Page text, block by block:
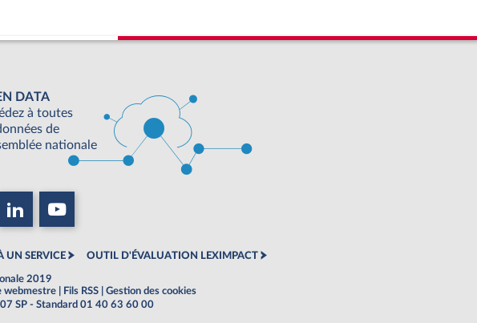
DATA
à toutes
de
nationale
UN SERVICE OUTIL D'ÉVALUATION LEXIMPACT
2019
webmestre Fils RSS
Gestion des cookies
SP - Standard 01 40 63 60 00